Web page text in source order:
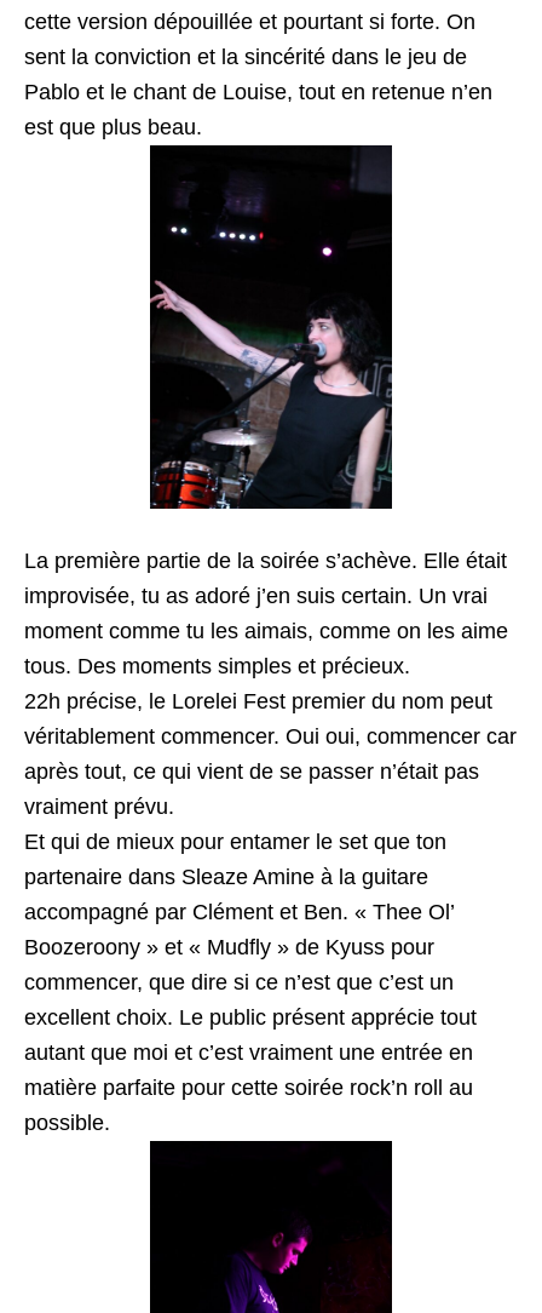
cette version dépouillée et pourtant si forte. On
sent la conviction et la sincérité dans le jeu de
Pablo et le chant de Louise, tout en retenue n’en
est que plus beau.
La première partie de la soirée s’achève. Elle était
improvisée, tu as adoré j’en suis certain. Un vrai
moment comme tu les aimais, comme on les aime
tous. Des moments simples et précieux.
22h précise, le Lorelei Fest premier du nom peut
véritablement commencer. Oui oui, commencer car
après tout, ce qui vient de se passer n’était pas
vraiment prévu.
Et qui de mieux pour entamer le set que ton
partenaire dans Sleaze Amine à la guitare
accompagné par Clément et Ben. « Thee Ol’
Boozeroony » et « Mudfly » de Kyuss pour
commencer, que dire si ce n’est que c’est un
excellent choix. Le public présent apprécie tout
autant que moi et c’est vraiment une entrée en
matière parfaite pour cette soirée rock’n roll au
possible.